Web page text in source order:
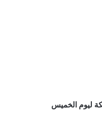
ليوم الخميس